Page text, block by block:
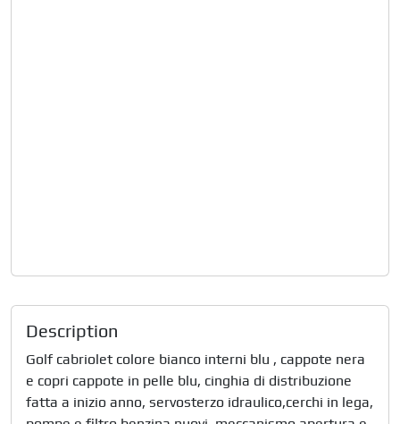
Description
Golf cabriolet colore bianco interni blu , cappote nera
e copri cappote in pelle blu, cinghia di distribuzione
fatta a inizio anno, servosterzo idraulico,cerchi in lega,